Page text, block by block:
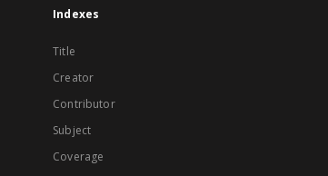
Indexes
Title
Creator
Contributor
Subject
Coverage